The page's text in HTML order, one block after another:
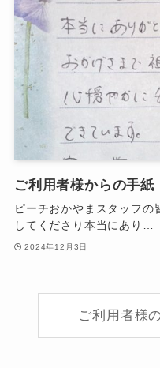
ご利用者様からの手紙
ピーチおかやまスタッフ
してくださり本当にあり…
2024年12月3日
ご利用者様